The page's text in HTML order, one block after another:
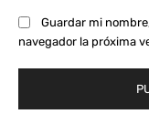
Guardar mi
navegador la próxima